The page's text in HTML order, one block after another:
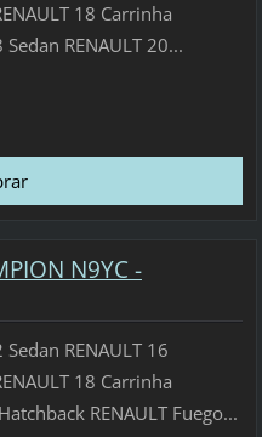
18 Carrinha
Sedan RENAULT 20...
N9YC -
Sedan RENAULT 16
18 Carrinha
RENAULT Fuego...